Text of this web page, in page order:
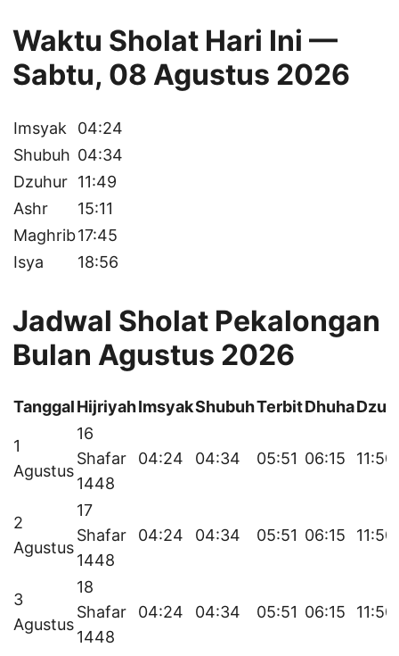
Waktu Sholat Hari Ini —
Sabtu, 08 Agustus 2026
Imsyak
04:24
Shubuh 04:34
Dzuhur 11:49
Ashr
15:11
Maghrib17:45
Isya
18:56
Jadwal Sholat Pekalongan
Bulan Agustus 2026
TanggalHijriyahImsyakShubuhTerbitDhuha
1
Agustus
16
Shafar
1448
04:24 04:34 05:51 06:15 11:50
2
Agustus
17
Shafar
1448
04:24 04:34 05:51 06:15 11:50
3
Agustus
18
Shafar
1448
04:24 04:34 05:51 06:15 11:50